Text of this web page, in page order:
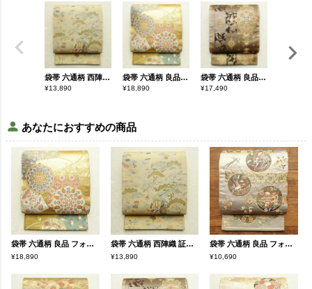
袋帯 六通柄 西陣織 証紙あり フォーマル用 正絹 古典柄 帯 茶屋ケ辻 黄・黄土色
¥13,890
袋帯 六通柄 良品 フォーマル用 正絹 幾何学柄・抽象柄 箔 帯 菊 金・銀
¥18,890
袋帯 六通柄 良品 フォーマル用 正絹 幾何学柄・抽象柄 箔 金糸 帯 金・銀
¥17,490
あなたにおすすめの商品
袋帯 六通柄 良品 フォーマル用 正絹 幾何学柄・抽象柄 箔 帯 菊 金・銀
¥18,890
袋帯 六通柄 西陣織 証紙あり フォーマル用 正絹 古典柄 帯 茶屋ケ辻 黄・黄土色
¥13,890
袋帯 六通柄 良品 フォーマル用 正絹 幾何学柄・抽象柄 ベージュ
¥10,690